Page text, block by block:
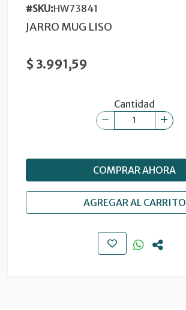
#SKU:HW73841
JARRO MUG LISO
$ 3.991,59
Cantidad
COMPRAR AHORA
AGREGAR AL CARRITO